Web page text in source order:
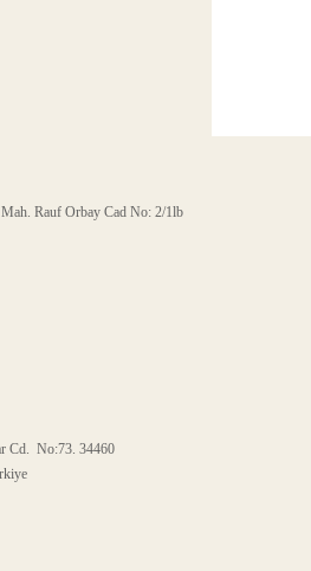
Rauf Orbay Cad No: 2/1lb
Cd. No:73. 34460